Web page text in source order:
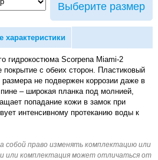
Выберите размер
характеристики
гидрокостюма Scorpena Miami-2
с обеих сторон. Пластиковый
не подвержен коррозии даже в
– широкая планка под молнией,
попадание кожи в замок при
интенсивному протеканию воды к